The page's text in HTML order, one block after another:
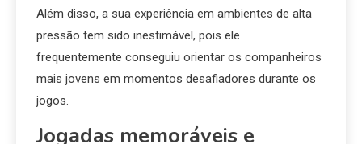
Além disso, a sua experiência em ambientes de alta
pressão tem sido inestimável, pois ele
frequentemente conseguiu orientar os companheiros
mais jovens em momentos desafiadores durante os
jogos.
Jogadas memoráveis e